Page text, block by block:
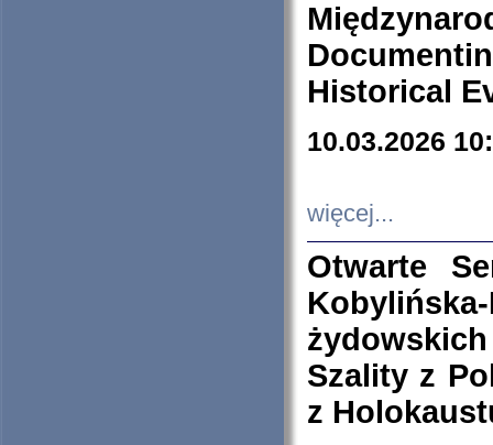
Historical
10.03.2026
więcej...
Otwarte
Szality z
z